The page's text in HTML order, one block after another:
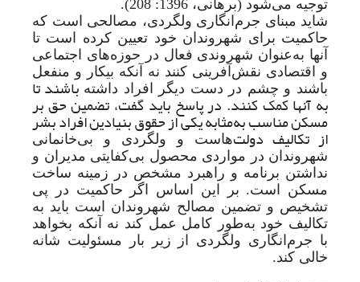
توجیه می‌شود (برهانی، 1396: 208).
شاید مبنای جرم‌انگاری ولگردی، مصالحی است که
حاکمیت برای شهروندان خود تعیین کرده است تا
آنها بهعنوان شهروندی فعال در حوزه‌های اجتماعی
و اقتصادی نقش‌آفرینی کنند نه آنکه بیکار و منفعل
باشند و چشم در دست دیگر افراد داشته باشند تا
به آنها کمک کنند. در پاسخ باید گفت، تضمین حق بر
مسکن مناسب به‌مثابه یکی از حقوق بنیادین افراد بشر
از تکالیف دولتهاست و ولگردی و بی‌خانمانی
شهروندان در مواردی محصول بی‌کفایتی مدیران و
نداشتن برنامه و راهبرد مشخص در زمینه ساخت
مسکن است. بر این اساس اگر حاکمیت در پی
تشخیص و تضمین مصالح شهروندان است باید به
تکالیف خود بهطور کامل عمل کند نه آنکه بخواهد
با جرم‌انگاری ولگردی از زیر بار مسئولیت شانه
خالی کند.